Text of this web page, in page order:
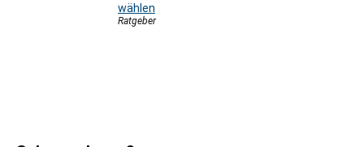
wählen
Ratgeber